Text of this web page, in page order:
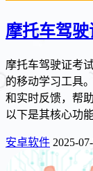
摩托车驾驶
摩托车驾驶证考
的移动学习工具
和实时反馈，帮
以下是其核心功
安卓软件 2025-